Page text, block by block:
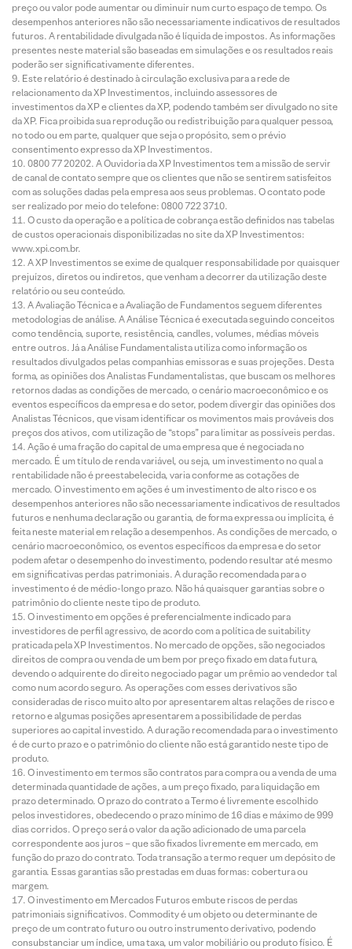
preço ou valor pode aumentar ou diminuir num curto espaço de tempo. Os
desempenhos anteriores não são necessariamente indicativos de resultados
futuros. A rentabilidade divulgada não é líquida de impostos. As informações
presentes neste material são baseadas em simulações e os resultados reais
poderão ser significativamente diferentes.
Este relatório é destinado à circulação exclusiva para a rede de
relacionamento da XP Investimentos, incluindo assessores de
investimentos da XP e clientes da XP, podendo também ser divulgado no site
da XP. Fica proibida sua reprodução ou redistribuição para qualquer pessoa,
no todo ou em parte, qualquer que seja o propósito, sem o prévio
consentimento expresso da XP Investimentos.
0800 77 20202. A Ouvidoria da XP Investimentos tem a missão de servir
de canal de contato sempre que os clientes que não se sentirem satisfeitos
com as soluções dadas pela empresa aos seus problemas. O contato pode
ser realizado por meio do telefone: 0800 722 3710.
O custo da operação e a política de cobrança estão definidos nas tabelas
de custos operacionais disponibilizadas no site da XP Investimentos:
www.xpi.com.br.
A XP Investimentos se exime de qualquer responsabilidade por quaisquer
prejuízos, diretos ou indiretos, que venham a decorrer da utilização deste
relatório ou seu conteúdo.
A Avaliação Técnica e a Avaliação de Fundamentos seguem diferentes
metodologias de análise. A Análise Técnica é executada seguindo conceitos
como tendência, suporte, resistência, candles, volumes, médias móveis
entre outros. Já a Análise Fundamentalista utiliza como informação os
resultados divulgados pelas companhias emissoras e suas projeções. Desta
forma, as opiniões dos Analistas Fundamentalistas, que buscam os melhores
retornos dadas as condições de mercado, o cenário macroeconômico e os
eventos específicos da empresa e do setor, podem divergir das opiniões dos
Analistas Técnicos, que visam identificar os movimentos mais prováveis dos
preços dos ativos, com utilização de “stops” para limitar as possíveis perdas.
Ação é uma fração do capital de uma empresa que é negociada no
mercado. É um título de renda variável, ou seja, um investimento no qual a
rentabilidade não é preestabelecida, varia conforme as cotações de
mercado. O investimento em ações é um investimento de alto risco e os
desempenhos anteriores não são necessariamente indicativos de resultados
futuros e nenhuma declaração ou garantia, de forma expressa ou implícita, é
feita neste material em relação a desempenhos. As condições de mercado, o
cenário macroeconômico, os eventos específicos da empresa e do setor
podem afetar o desempenho do investimento, podendo resultar até mesmo
em significativas perdas patrimoniais. A duração recomendada para o
investimento é de médio-longo prazo. Não há quaisquer garantias sobre o
patrimônio do cliente neste tipo de produto.
O investimento em opções é preferencialmente indicado para
investidores de perfil agressivo, de acordo com a política de suitability
praticada pela XP Investimentos. No mercado de opções, são negociados
direitos de compra ou venda de um bem por preço fixado em data futura,
devendo o adquirente do direito negociado pagar um prêmio ao vendedor tal
como num acordo seguro. As operações com esses derivativos são
consideradas de risco muito alto por apresentarem altas relações de risco e
retorno e algumas posições apresentarem a possibilidade de perdas
superiores ao capital investido. A duração recomendada para o investimento
é de curto prazo e o patrimônio do cliente não está garantido neste tipo de
produto.
O investimento em termos são contratos para compra ou a venda de uma
determinada quantidade de ações, a um preço fixado, para liquidação em
prazo determinado. O prazo do contrato a Termo é livremente escolhido
pelos investidores, obedecendo o prazo mínimo de 16 dias e máximo de 999
dias corridos. O preço será o valor da ação adicionado de uma parcela
correspondente aos juros – que são fixados livremente em mercado, em
função do prazo do contrato. Toda transação a termo requer um depósito de
garantia. Essas garantias são prestadas em duas formas: cobertura ou
margem.
O investimento em Mercados Futuros embute riscos de perdas
patrimoniais significativos. Commodity é um objeto ou determinante de
preço de um contrato futuro ou outro instrumento derivativo, podendo
consubstanciar um índice, uma taxa, um valor mobiliário ou produto físico. É